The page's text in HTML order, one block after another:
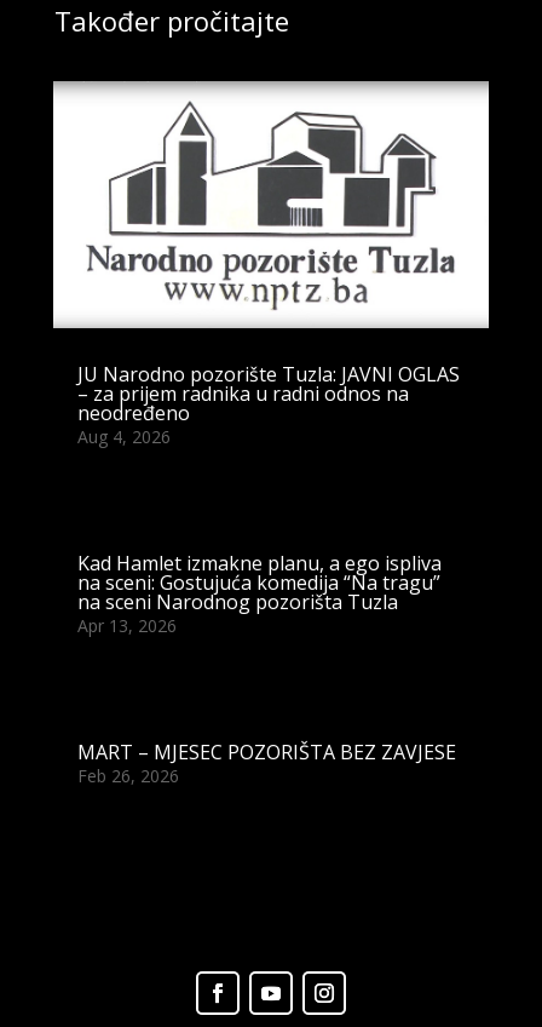
Također pročitajte
JU Narodno pozorište Tuzla: JAVNI OGLAS
– za prijem radnika u radni odnos na
neodređeno
Aug 4, 2026
Kad Hamlet izmakne planu, a ego ispliva
na sceni: Gostujuća komedija “Na tragu”
na sceni Narodnog pozorišta Tuzla
Apr 13, 2026
MART – MJESEC POZORIŠTA BEZ ZAVJESE
Feb 26, 2026